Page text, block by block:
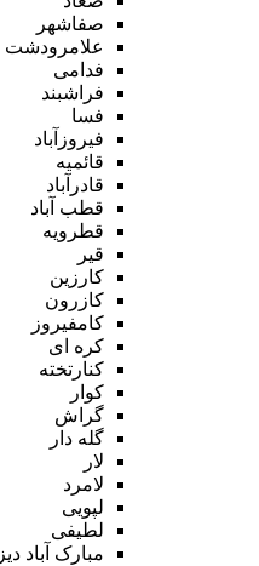
صفاشهر
علامرودشت
فدامی
فراشبند
فسا
فیروزآباد
قائمیه
قادرآباد
قطب آباد
قطرویه
قیر
کارزین
کازرون
کامفیروز
کره ای
کنارتخته
کوار
گراش
گله دار
لار
لامرد
لپویی
لطیفی
مبارک آباد دیز